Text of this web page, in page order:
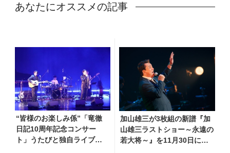
あなたにオススメの記事
“皆様のお楽しみ係”「竜徹
日記10周年記念コンサー
ト」うたびと独自ライブレ
加山雄三が3枚組の新譜『加
山雄三ラストショー～永遠の
若大将～』を11月30日に発